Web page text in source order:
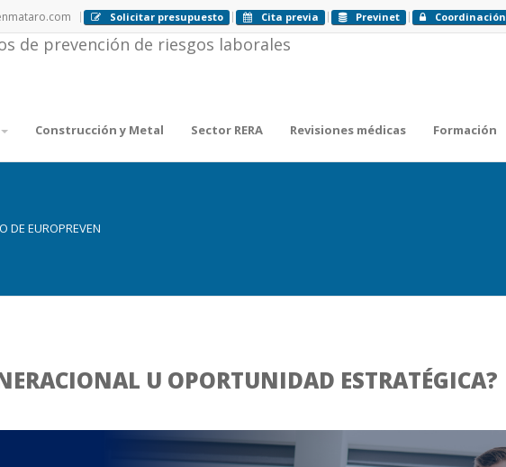
Solicitar presupuesto Cita previa Previnet Coordinación
Construcción y Metal Sector RERA Revisiones médicas Formación
DE EUROPREVEN
U OPORTUNIDAD ESTRATÉGICA?